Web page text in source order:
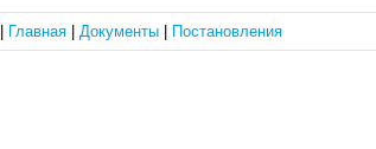
Главная Документы Постановления